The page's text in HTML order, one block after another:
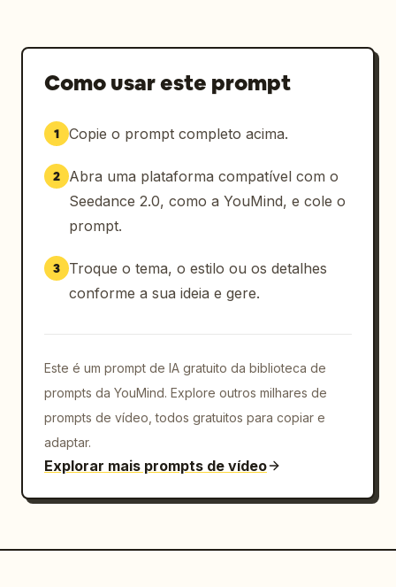
Como usar este prompt
1 Copie o prompt completo acima.
2
Abra uma plataforma compatível com o
Seedance 2.0, como a YouMind, e cole o
prompt.
3
Troque o tema, o estilo ou os detalhes
conforme a sua ideia e gere.
Este é um prompt de IA gratuito da biblioteca de
prompts da YouMind. Explore outros milhares de
prompts de vídeo, todos gratuitos para copiar e
adaptar.
Explorar mais prompts de vídeo